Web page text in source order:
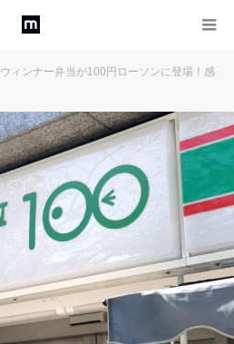
ウィンナー弁当が100円ローソンに登場！感